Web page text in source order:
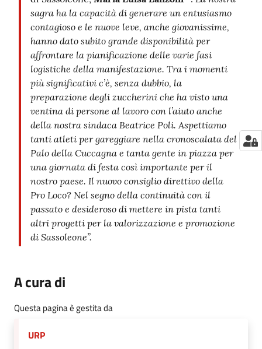
sagra ha la capacità di generare un entusiasmo
contagioso e le nuove leve, anche giovanissime,
hanno dato subito grande disponibilità per
affrontare la pianificazione delle varie fasi
logistiche della manifestazione. Tra i momenti
più significativi c’è, senza dubbio, la
preparazione degli zuccherini che ha visto una
ventina di persone al lavoro con l’aiuto anche
della nostra sindaca Beatrice Poli. Aspettiamo
tanti atleti per gareggiare nella cronoscalata del
Palo della Cuccagna e tanta gente in piazza per
una giornata di festa così importante per il
nostro paese. Il nuovo consiglio direttivo della
Pro Loco? Nel segno della continuità con il
passato e desideroso di mettere in pista tanti
altri progetti per la valorizzazione e promozione
di Sassoleone”.
A cura di
Questa pagina è gestita da
URP